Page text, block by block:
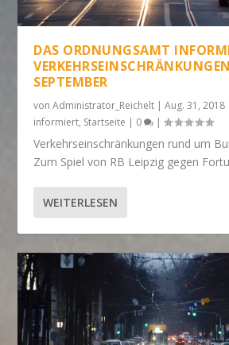
DAS ORDNUNGSAMT
SEPTEMBER
vonAdministrator_Reichelt |Aug. 31, 2018
informiert, Startseite | 0 |
Verkehrseinschränkungen rund um
Zum Spiel von RB Leipzig gegen
WEITERLESEN